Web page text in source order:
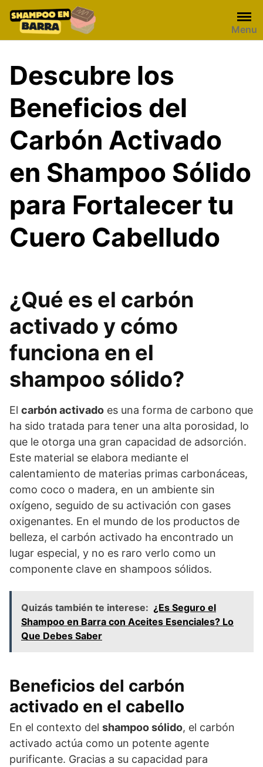
content
Menu
Descubre los
Beneficios del
Carbón Activado
en Shampoo Sólido
para Fortalecer tu
Cuero Cabelludo
¿Qué es el carbón
activado y cómo
funciona en el
shampoo sólido?
El carbón activado es una forma de carbono que
ha sido tratada para tener una alta porosidad, lo
que le otorga una gran capacidad de adsorción.
Este material se elabora mediante el
calentamiento de materias primas carbonáceas,
como coco o madera, en un ambiente sin
oxígeno, seguido de su activación con gases
oxigenantes. En el mundo de los productos de
belleza, el carbón activado ha encontrado un
lugar especial, y no es raro verlo como un
componente clave en shampoos sólidos.
Quizás también te interese: ¿Es Seguro el
Shampoo en Barra con Aceites Esenciales? Lo
Que Debes Saber
Beneficios del carbón
activado en el cabello
En el contexto del shampoo sólido, el carbón
activado actúa como un potente agente
purificante. Gracias a su capacidad para